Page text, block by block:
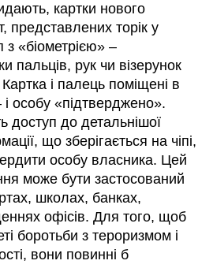
картки нового
представлених торік у
з «біометрією» –
пальців, рук чи візерунок
Картка і палець поміщені в
і особу «підтверджено».
до детальнішої
що зберігається на чіпі,
особу власника. Цей
може бути застосований
школах, банках,
офісів. Для того, щоб
боротьби з тероризмом і
вони повинні б